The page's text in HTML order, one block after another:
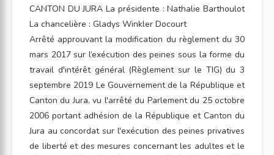
CANTON DU JURA La présidente : Nathalie Barthoulot
La chancelière : Gladys Winkler Docourt
Arrêté approuvant la modification du règlement du 30
mars 2017 sur l’exécution des peines sous la forme du
travail d'intérêt général (Règlement sur le TIG) du 3
septembre 2019 Le Gouvernement de la République et
Canton du Jura, vu l'arrêté du Parlement du 25 octobre
2006 portant adhésion de la République et Canton du
Jura au concordat sur l'exécution des peines privatives
de liberté et des mesures concernant les adultes et le